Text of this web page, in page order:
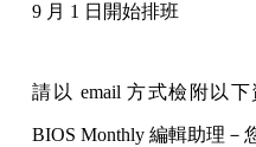
9 月 1 日開始排班
請以 email 方式檢附以
BIOS Monthly 編輯助理－